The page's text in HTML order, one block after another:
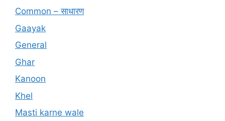
Common – साधारण
Gaayak
General
Ghar
Kanoon
Khel
Masti karne wale